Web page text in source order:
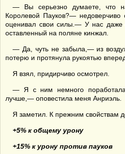
— Вы серьезно думаете, что
Королевой Пауков?— недоверчиво
оценивал свои силы.— У нас
оставленный на поляне кинжал.
— Да, чуть не забыла,— из
потерю и протянула рукоятью
Я взял, придирчиво осмотрел.
— Я с ним немного
лучше,— оповестила меня Анриэль.
Я заметил. К прежним свойствам
+5% кобщемуурону
+15% к урону против пауков